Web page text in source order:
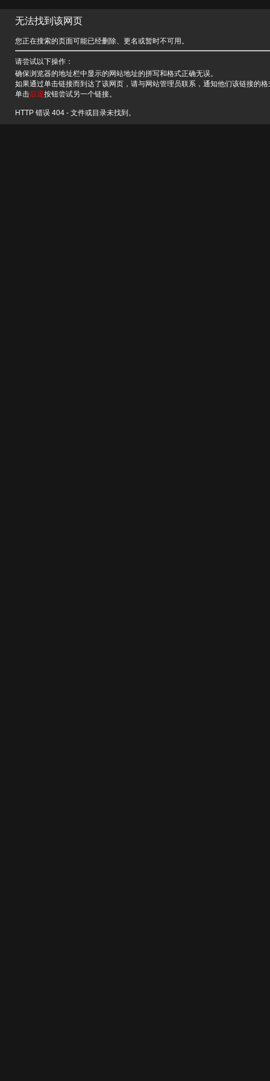
无法找到该网页
您正在搜索的页面可能已经删除、更名或暂时不可用。
请尝试以下操作：
确保浏览器的地址栏中显示的网站地址的拼写和格式正确无误。
如果通过单击链接而到达了该网页，请与网站管理员联系，通知他们该链接的
单击后退按钮尝试另一个链接。
HTTP 错误 404 - 文件或目录未找到。